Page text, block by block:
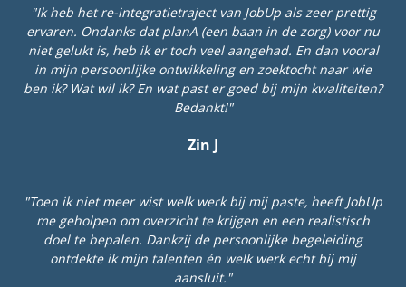
"Ik heb het re-integratietraject van JobUp als zeer prettig
ervaren. Ondanks dat planA (een baan in de zorg) voor nu
niet gelukt is, heb ik er toch veel aangehad. En dan vooral
in mijn persoonlijke ontwikkeling en zoektocht naar wie
ben ik? Wat wil ik? En wat past er goed bij mijn kwaliteiten?
Bedankt!"
Zin J
"Toen ik niet meer wist welk werk bij mij paste, heeft JobUp
me geholpen om overzicht te krijgen en een realistisch
doel te bepalen. Dankzij de persoonlijke begeleiding
ontdekte ik mijn talenten én welk werk echt bij mij
aansluit."